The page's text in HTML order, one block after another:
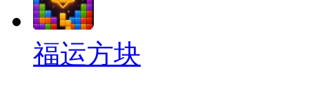
福运方块